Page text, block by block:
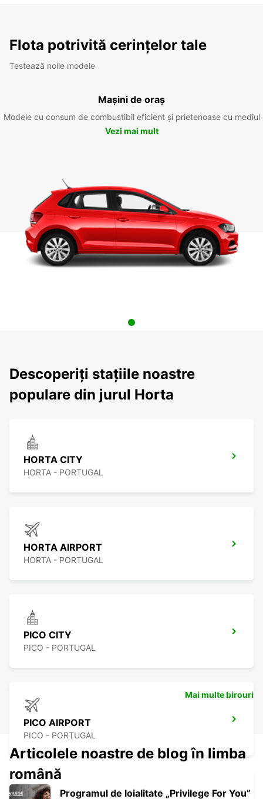
Flota potrivită cerințelor tale
Testează noile modele
Mașini de oraș
Modele cu consum de combustibil eficient și prietenoase cu mediul
Vezi mai mult
Descoperiți stațiile noastre
populare din jurul Horta
HORTA CITY
HORTA - PORTUGAL
HORTA AIRPORT
HORTA - PORTUGAL
PICO CITY
PICO - PORTUGAL
PICO AIRPORT
PICO - PORTUGAL
Mai multe birouri
Articolele noastre de blog în limba
română
Programul de loialitate „Privilege For You”